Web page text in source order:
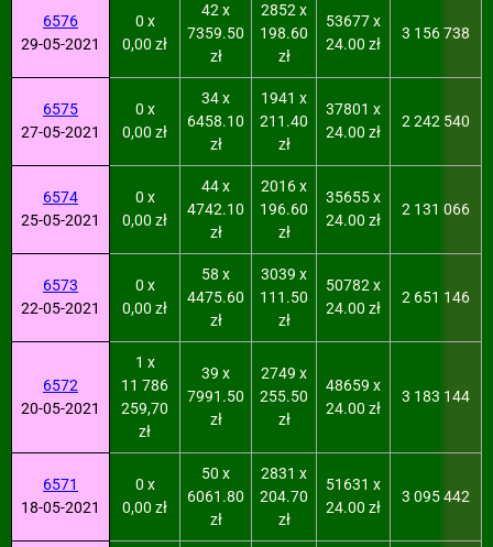
6576
29-05-2021
0 x
0,00 zł
42 x
7359.50
zł
2852 x
198.60
zł
53677 x
24.00 zł
3 156 738
6575
27-05-2021
0 x
0,00 zł
34 x
6458.10
zł
1941 x
211.40
zł
37801 x
24.00 zł
2 242 540
6574
25-05-2021
0 x
0,00 zł
44 x
4742.10
zł
2016 x
196.60
zł
35655 x
24.00 zł
2 131 066
6573
22-05-2021
0 x
0,00 zł
58 x
4475.60
zł
3039 x
111.50
zł
50782 x
24.00 zł
2 651 146
6572
20-05-2021
1 x
11 786
259,70
zł
39 x
7991.50
zł
2749 x
255.50
zł
48659 x
24.00 zł
3 183 144
6571
18-05-2021
0 x
0,00 zł
50 x
6061.80
zł
2831 x
204.70
zł
51631 x
24.00 zł
3 095 442